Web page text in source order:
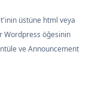
üstüne html veya
Wordpress öğesinin
ve Announcement